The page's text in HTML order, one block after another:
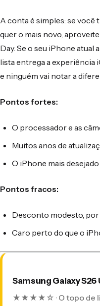
A conta é simples: se você
quer o mais novo,
Day. Se o seu iPhone atual
lista entrega a experiência
e ninguém vai notar a
Pontos fortes:
O processador e as
Muitos anos de
O iPhone mais
Pontos fracos:
Desconto modesto,
Caro perto do que o
Samsung Galaxy S26
★★★★☆ · O topo de